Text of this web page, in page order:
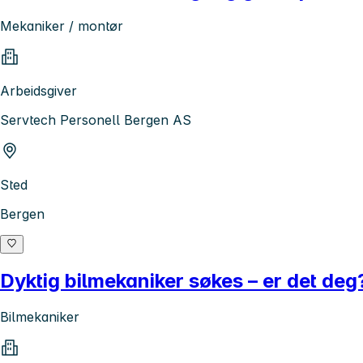
Mekaniker / montør
Arbeidsgiver
Servtech Personell Bergen AS
Sted
Bergen
Dyktig bilmekaniker søkes – er det
Bilmekaniker